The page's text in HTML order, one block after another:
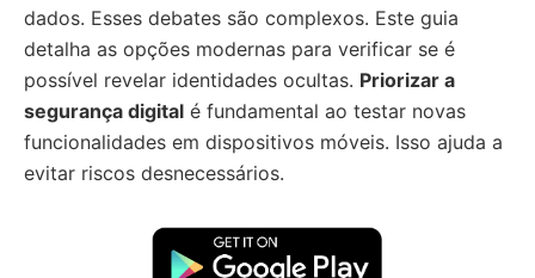
dados. Esses debates são complexos. Este guia
detalha as opções modernas para verificar se é
possível revelar identidades ocultas. Priorizar a
segurança digital é fundamental ao testar novas
funcionalidades em dispositivos móveis. Isso ajuda a
evitar riscos desnecessários.